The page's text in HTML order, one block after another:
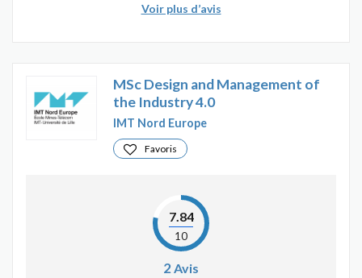
Voir plus d’avis
MSc Design and Management of
the Industry 4.0
IMT Nord Europe
Favoris
7.84
10
2Avis